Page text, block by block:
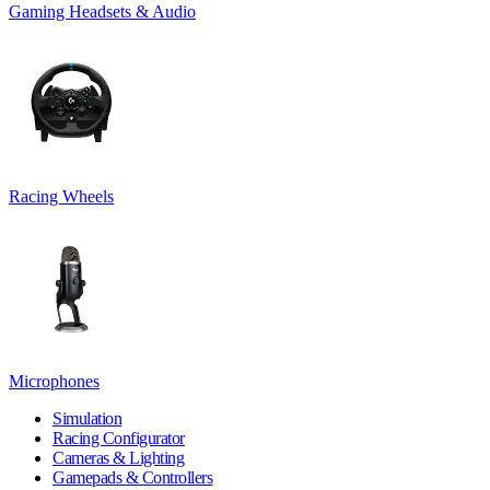
Gaming Headsets & Audio
Racing Wheels
Microphones
Simulation
Racing Configurator
Cameras & Lighting
Gamepads & Controllers